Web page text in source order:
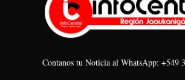
Contanos tu Noticia al WhatsApp: +549